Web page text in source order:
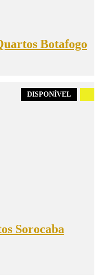
Botafogo
DISPONÍVEL
Sorocaba